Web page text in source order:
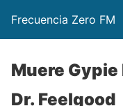
Frecuencia Zero FM
Muere
Dr. Feelgood